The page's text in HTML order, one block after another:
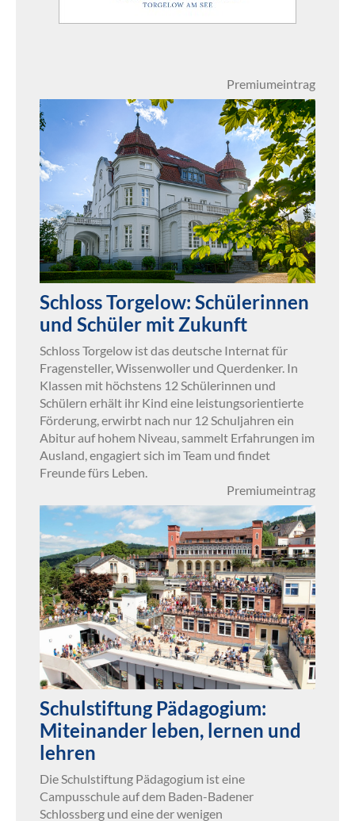
Premiumeintrag
Schloss Torgelow: Schülerinnen
und Schüler mit Zukunft
Schloss Torgelow ist das deutsche Internat für
Fragensteller, Wissenwoller und Querdenker. In
Klassen mit höchstens 12 Schülerinnen und
Schülern erhält ihr Kind eine leistungsorientierte
Förderung, erwirbt nach nur 12 Schuljahren ein
Abitur auf hohem Niveau, sammelt Erfahrungen im
Ausland, engagiert sich im Team und findet
Freunde fürs Leben.
Premiumeintrag
Schulstiftung Pädagogium:
Miteinander leben, lernen und
lehren
Die Schulstiftung Pädagogium ist eine
Campusschule auf dem Baden-Badener
Schlossberg und eine der wenigen